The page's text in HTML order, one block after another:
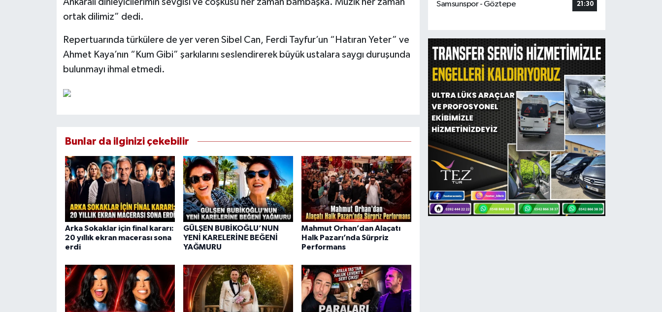
Ankaralı dinleyicilerimin sevgisi ve coşkusu her zaman bambaşka. Müzik her zaman
ortak dilimiz” dedi.
Repertuarında türkülere de yer veren Sibel Can, Ferdi Tayfur’un “Hatıran Yeter” ve
Ahmet Kaya’nın “Kum Gibi” şarkılarını seslendirerek büyük ustalara saygı duruşunda
bulunmayı ihmal etmedi.
Bunlar da ilginizi çekebilir
Arka Sokaklar için final kararı:
20 yıllık ekran macerası sona
erdi
GÜLŞEN BUBİKOĞLU’NUN
YENİ KARELERİNE BEĞENİ
YAĞMURU
Mahmut Orhan’dan Alaçatı
Halk Pazarı’nda Sürpriz
Performans
Samsunspor - Göztepe
21:30